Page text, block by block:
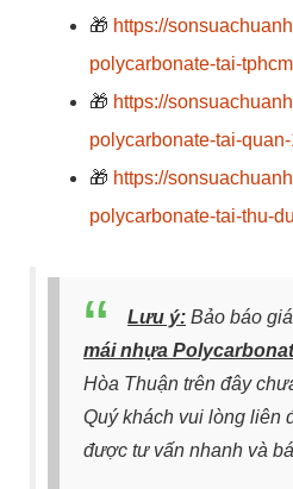
🎁 https://
polycarbonate-tai-
🎁 https://
polycarbonate-tai-
🎁 https://
polycarbonate-tai-thu-
Lưu ý: Bảo báo
mái nhựa
Hòa Thuận trên đây
Quý khách vui lòng liên
được tư vấn nhanh và